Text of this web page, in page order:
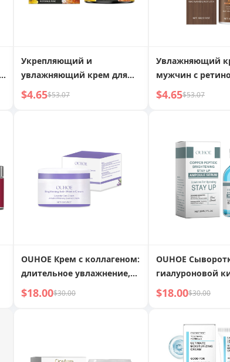
Укрепляющий и
увлажняющий крем для
лица
$4.65$53.07
Увлажняющий
мужчин с
коллагеном
$4.65$53.07
OUHOE Крем с коллагеном:
длительное увлажнение,
уменьшение морщин,
повышение упругости и
$18.00$30.00
OUHOE
гиалуроновой
глубокое
восстановление
упругость и
$18.00$30.00